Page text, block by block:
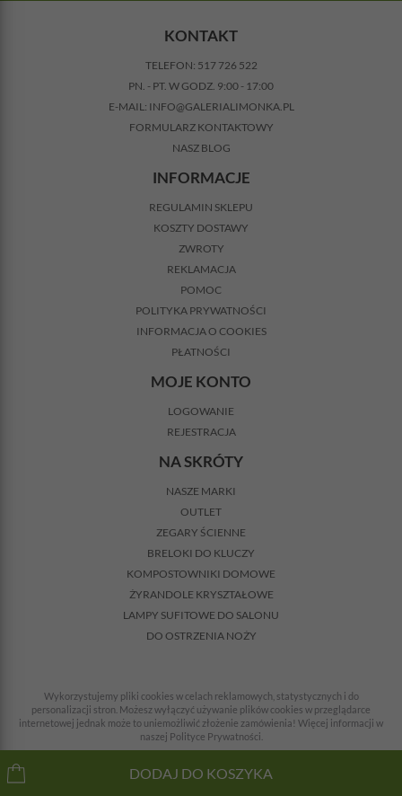
DODAJ DO KOSZYKA
KONTAKT
TELEFON: 517 726 522
PN. - PT. W GODZ. 9:00 - 17:00
E-MAIL: INFO@GALERIALIMONKA.PL
FORMULARZ KONTAKTOWY
NASZ BLOG
INFORMACJE
REGULAMIN SKLEPU
KOSZTY DOSTAWY
ZWROTY
REKLAMACJA
POMOC
POLITYKA PRYWATNOŚCI
INFORMACJA O COOKIES
PŁATNOŚCI
MOJE KONTO
LOGOWANIE
REJESTRACJA
NA SKRÓTY
NASZE MARKI
OUTLET
ZEGARY ŚCIENNE
BRELOKI DO KLUCZY
KOMPOSTOWNIKI DOMOWE
ŻYRANDOLE KRYSZTAŁOWE
LAMPY SUFITOWE DO SALONU
DO OSTRZENIA NOŻY
Wykorzystujemy pliki cookies w celach reklamowych, statystycznych i do
personalizacji stron. Możesz wyłączyć używanie plików cookies w przeglądarce
internetowej jednak może to uniemożliwić złożenie zamówienia! Więcej informacji w
naszej Polityce Prywatności.